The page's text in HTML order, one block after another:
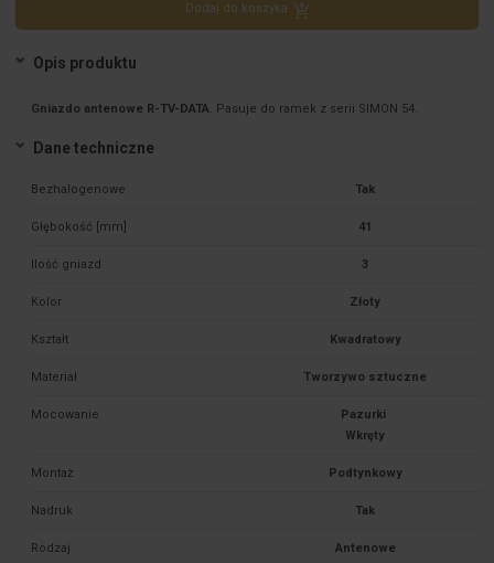
Dodaj do koszyka
Opis produktu
Gniazdo antenowe R-TV-DATA. Pasuje do ramek z serii SIMON 54.
Dane techniczne
Bezhalogenowe Tak
Głębokość [mm] 41
Ilość gniazd 3
Kolor Złoty
Kształt Kwadratowy
Materiał Tworzywo sztuczne
Mocowanie
Pazurki
Montaż Podtynkowy
Nadruk Tak
Rodzaj Antenowe